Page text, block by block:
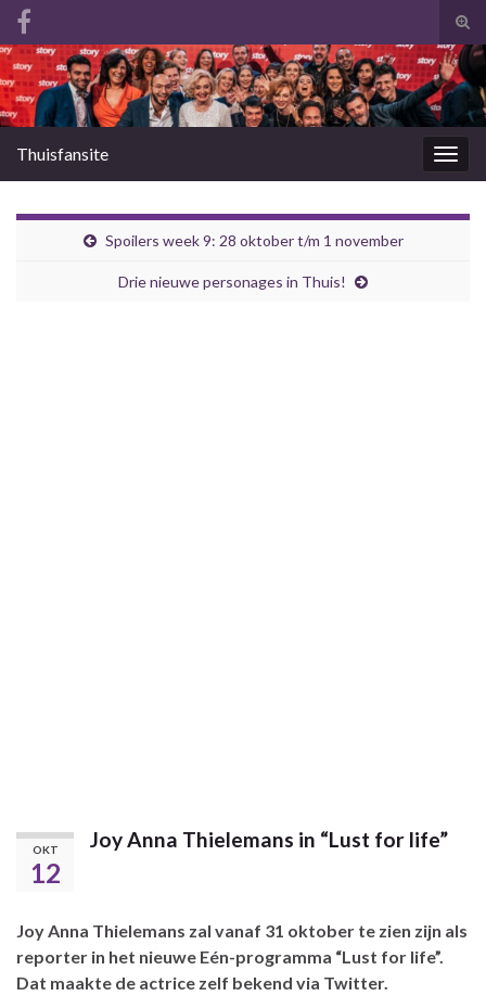
Search for:
Thuisfansite
Spoilers week 9: 28 oktober t/m 1 november
Drie nieuwe personages in Thuis!
OKT
12
Joy Anna Thielemans in “Lust for life”
Joy Anna Thielemans zal vanaf 31 oktober te zien zijn als
reporter in het nieuwe Eén-programma “Lust for life”.
Dat maakte de actrice zelf bekend via Twitter.